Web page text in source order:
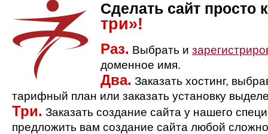
Сделать сайт просто
три»!
Раз. Выбрать и
доменное имя.
Два. Заказать хостинг,
тарифный план или заказать установку
Три. Заказать создание сайта у нашего
предложить вам создание сайта любой